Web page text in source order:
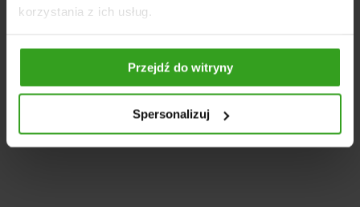
korzystania z ich usług.
Przejdź do witryny
Spersonalizuj
Typ produktu: Łącznik centralny – śruba rzymska
Długość rury: 220 mm
Zakres regulacji: 320–520 mm
Wymiary: 40 × 20 × 5,5 cm